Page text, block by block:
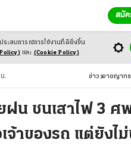
สมัค
. ข่าว อาชญาก
ฝน ชนเสาไฟ 3 ศ
จ้าของรถ แต่ยังไ
ระสบการณ์การใช้งานที่ดียิ่งขึ้น
และ (Cookie Policy)